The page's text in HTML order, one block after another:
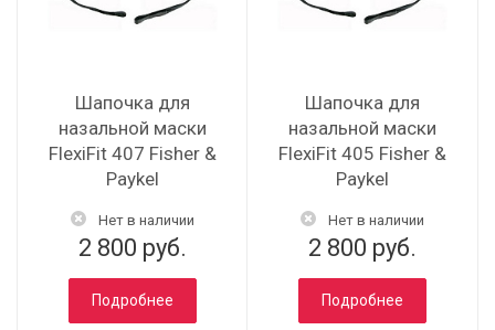
Шапочка для
назальной маски
FlexiFit 407 Fisher &
Paykel
Нет в наличии
2 800 руб.
Подробнее
Шапочка для
назальной маски
FlexiFit 405 Fisher &
Paykel
Нет в наличии
2 800 руб.
Подробнее